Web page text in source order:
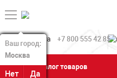
Ваш город:
Москва
Нет Да
Ваш город:
Москва
Нет Да
+7 800 555 42 85
Каталог товаров